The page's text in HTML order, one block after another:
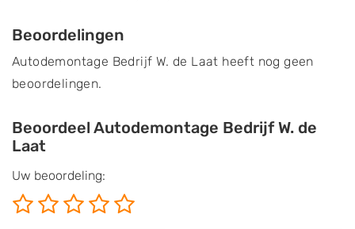
Beoordelingen
Autodemontage Bedrijf W. de Laat heeft nog geen
beoordelingen.
Beoordeel Autodemontage Bedrijf W. de
Laat
Uw beoordeling: